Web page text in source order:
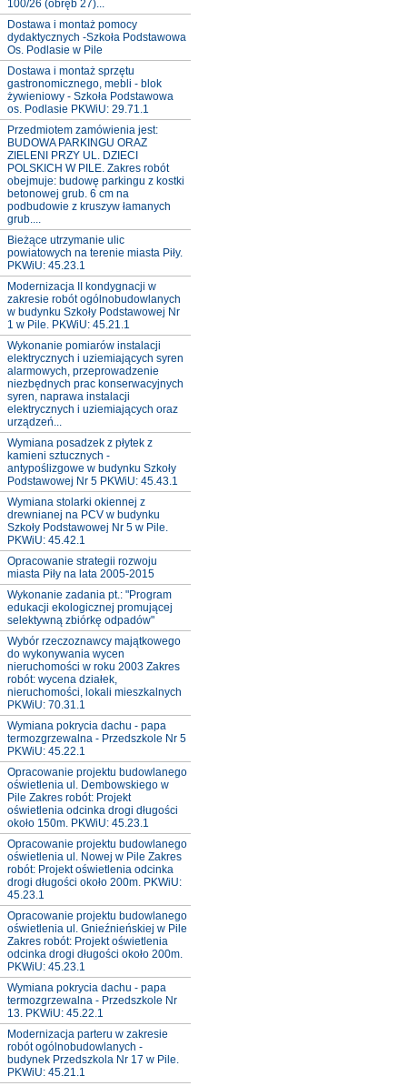
100/26 (obręb 27)...
Dostawa i montaż pomocy
dydaktycznych -Szkoła Podstawowa
Os. Podlasie w Pile
Dostawa i montaż sprzętu
gastronomicznego, mebli - blok
żywieniowy - Szkoła Podstawowa
os. Podlasie PKWiU: 29.71.1
Przedmiotem zamówienia jest:
BUDOWA PARKINGU ORAZ
ZIELENI PRZY UL. DZIECI
POLSKICH W PILE. Zakres robót
obejmuje: budowę parkingu z kostki
betonowej grub. 6 cm na
podbudowie z kruszyw łamanych
grub....
Bieżące utrzymanie ulic
powiatowych na terenie miasta Piły.
PKWiU: 45.23.1
Modernizacja II kondygnacji w
zakresie robót ogólnobudowlanych
w budynku Szkoły Podstawowej Nr
1 w Pile. PKWiU: 45.21.1
Wykonanie pomiarów instalacji
elektrycznych i uziemiających syren
alarmowych, przeprowadzenie
niezbędnych prac konserwacyjnych
syren, naprawa instalacji
elektrycznych i uziemiających oraz
urządzeń...
Wymiana posadzek z płytek z
kamieni sztucznych -
antypoślizgowe w budynku Szkoły
Podstawowej Nr 5 PKWiU: 45.43.1
Wymiana stolarki okiennej z
drewnianej na PCV w budynku
Szkoły Podstawowej Nr 5 w Pile.
PKWiU: 45.42.1
Opracowanie strategii rozwoju
miasta Piły na lata 2005-2015
Wykonanie zadania pt.: "Program
edukacji ekologicznej promującej
selektywną zbiórkę odpadów"
Wybór rzeczoznawcy majątkowego
do wykonywania wycen
nieruchomości w roku 2003 Zakres
robót: wycena działek,
nieruchomości, lokali mieszkalnych
PKWiU: 70.31.1
Wymiana pokrycia dachu - papa
termozgrzewalna - Przedszkole Nr 5
PKWiU: 45.22.1
Opracowanie projektu budowlanego
oświetlenia ul. Dembowskiego w
Pile Zakres robót: Projekt
oświetlenia odcinka drogi długości
około 150m. PKWiU: 45.23.1
Opracowanie projektu budowlanego
oświetlenia ul. Nowej w Pile Zakres
robót: Projekt oświetlenia odcinka
drogi długości około 200m. PKWiU:
45.23.1
Opracowanie projektu budowlanego
oświetlenia ul. Gnieźnieńskiej w Pile
Zakres robót: Projekt oświetlenia
odcinka drogi długości około 200m.
PKWiU: 45.23.1
Wymiana pokrycia dachu - papa
termozgrzewalna - Przedszkole Nr
13. PKWiU: 45.22.1
Modernizacja parteru w zakresie
robót ogólnobudowlanych -
budynek Przedszkola Nr 17 w Pile.
PKWiU: 45.21.1